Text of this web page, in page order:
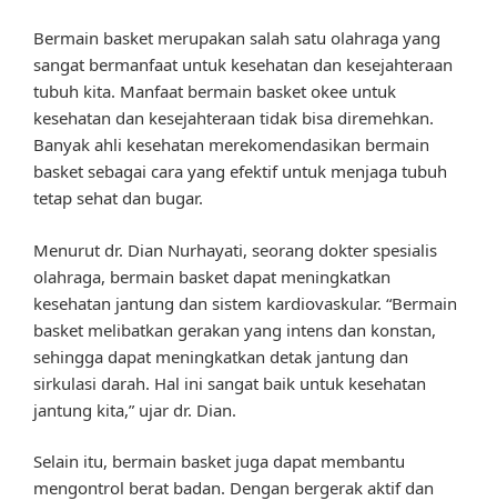
Bermain basket merupakan salah satu olahraga yang
sangat bermanfaat untuk kesehatan dan kesejahteraan
tubuh kita. Manfaat bermain basket okee untuk
kesehatan dan kesejahteraan tidak bisa diremehkan.
Banyak ahli kesehatan merekomendasikan bermain
basket sebagai cara yang efektif untuk menjaga tubuh
tetap sehat dan bugar.
Menurut dr. Dian Nurhayati, seorang dokter spesialis
olahraga, bermain basket dapat meningkatkan
kesehatan jantung dan sistem kardiovaskular. “Bermain
basket melibatkan gerakan yang intens dan konstan,
sehingga dapat meningkatkan detak jantung dan
sirkulasi darah. Hal ini sangat baik untuk kesehatan
jantung kita,” ujar dr. Dian.
Selain itu, bermain basket juga dapat membantu
mengontrol berat badan. Dengan bergerak aktif dan